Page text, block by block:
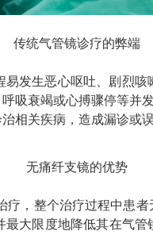
传统气管镜诊疗的弊端
发生恶心呕吐、剧烈
吸衰竭或心搏骤停等并发
相关疾病，造成漏诊或
无痛纤支镜的优势
，整个治疗过程中患
大限度地降低其在气